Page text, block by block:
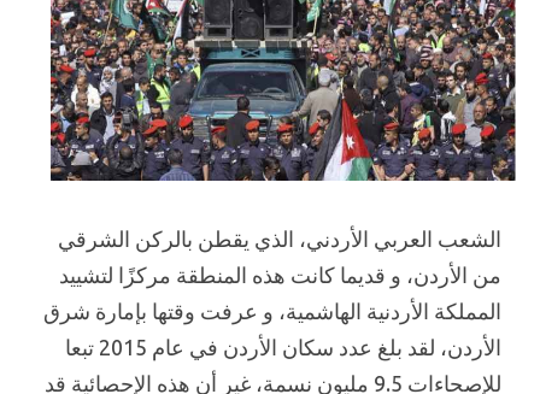
الشعب العربي الأردني، الذي يقطن بالركن الشرقي
من الأردن، و قديما كانت هذه المنطقة مركزًا لتشييد
المملكة الأردنية الهاشمية، و عرفت وقتها بإمارة شرق
الأردن، لقد بلغ عدد سكان الأردن في عام 2015 تبعا
للإصحاءات 9.5 مليون نسمة، غير أن هذه الإحصائية قد